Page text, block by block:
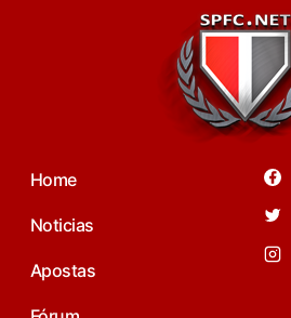
Home
Noticias
Apostas